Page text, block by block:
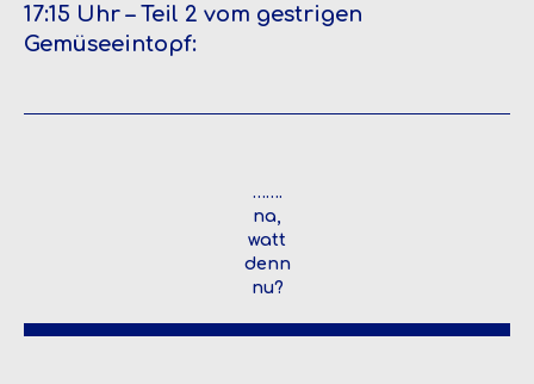
17:15 Uhr – Teil 2 vom gestrigen
Gemüseeintopf:
…….
na,
watt
denn
nu?